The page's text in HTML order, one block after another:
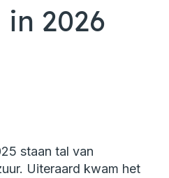
2026
staan tal van
Uiteraard kwam het